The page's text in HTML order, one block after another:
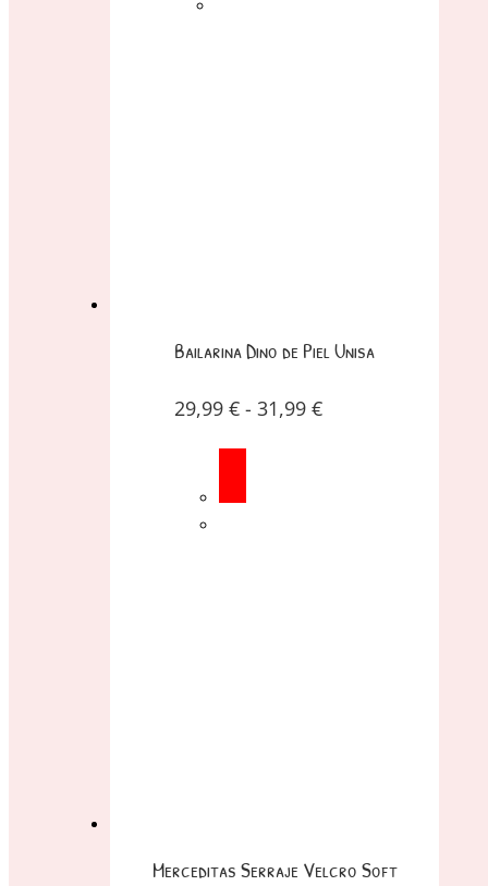
Bailarina Dino de Piel Unisa
29,99 € - 31,99 €
Merceditas Serraje Velcro Soft